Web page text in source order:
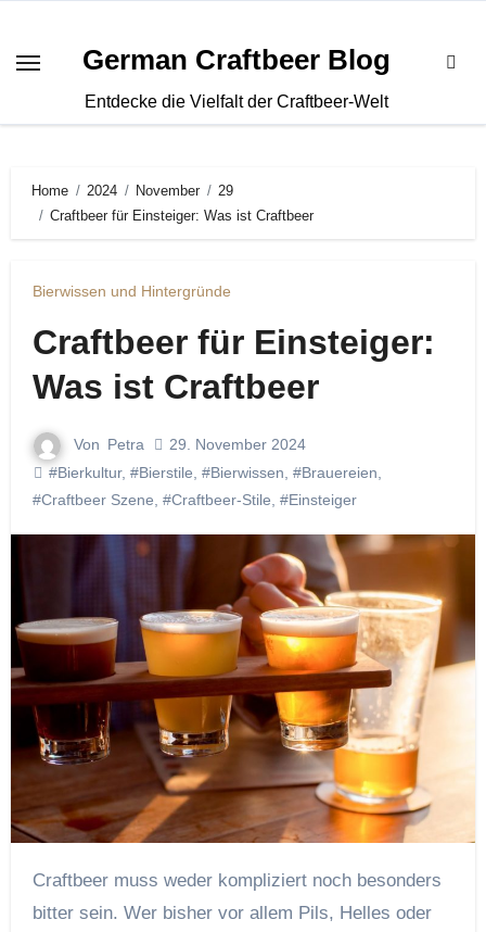
springen
German Craftbeer Blog
Entdecke die Vielfalt der Craftbeer-Welt
Home 2024 November
29
Craftbeer für Einsteiger: Was ist Craftbeer
Bierwissen und Hintergründe
Craftbeer für Einsteiger:
Was ist Craftbeer
Von Petra
29. November 2024
#Bierkultur, #Bierstile #Bierwissen #Brauereien
#Craftbeer Szene #Craftbeer-Stile #Einsteiger
Craftbeer muss weder kompliziert noch besonders
bitter sein. Wer bisher vor allem Pils, Helles oder